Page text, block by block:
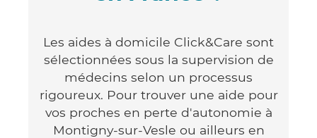
Les aides à domicile Click&Care sont
sélectionnées sous la supervision de
médecins selon un processus
rigoureux. Pour trouver une aide pour
vos proches en perte d'autonomie à
Montigny-sur-Vesle ou ailleurs en